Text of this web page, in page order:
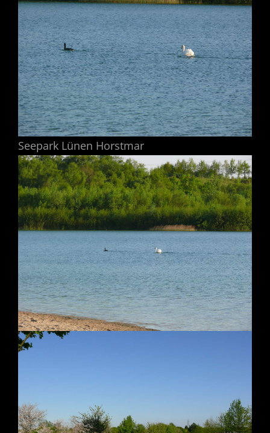
Seepark Lünen Horstmar